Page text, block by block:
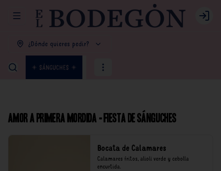
Abrir menu de navegación Login
¿Dónde quieres pedir?
Amor a primera mordida - Fiesta de Sánguches
Bocata de Calamares
Calamares fritos, alioli verde y cebolla
encurtida.